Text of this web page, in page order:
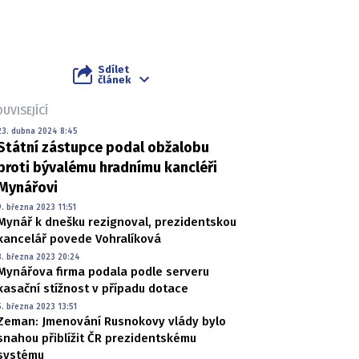
Sdílet
článek
dubna 2024 8:45
zástupce podal obžalobu
bývalému hradnímu kancléři
března 2023 11:51
k dnešku rezignoval, prezidentskou
povede Vohralíková
března 2023 20:24
firma podala podle serveru
stížnost v případu dotace
března 2023 13:51
Jmenování Rusnokovy vlády bylo
přiblížit ČR prezidentskému